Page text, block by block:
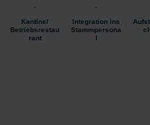
Kantine/
Betriebsrestau
rant
Integration ins
Stammpersona
l